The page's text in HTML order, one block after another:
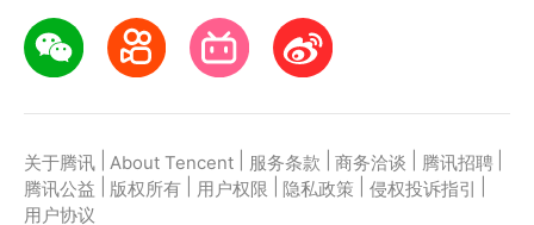
关于腾讯 About Tencent 服务条款 商务洽谈 腾讯招聘
腾讯公益
版权所有 用户权限 隐私政策 侵权投诉指引
用户协议